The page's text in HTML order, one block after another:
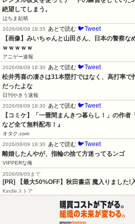
絶望してしまう。
はちま起稿
2026/08/09 18:35
あとで読む 🐦Tweet
【画像】みいちゃんと山田さん、日本の警察
ｗｗｗｗｗ
アニゲー速報
2026/08/09 18:30
あとで読む 🐦Tweet
松井秀喜の凄さは31本塁打ではなく、高打率
だったよな
日刊やきう速報
2026/08/09 18:30
あとで読む 🐦Tweet
【コミケ】「一畳間まんきつ暮らし！」の作
など全て無料配布！』
オタク.com
2026/08/09 18:30
あとで読む 🐦Tweet
離婚したんやが、指輪の捨て方迷ってるンゴ
VIPPERな俺
2026/09/05まで
[PR] 【最大50%OFF】秋田書店 魔入りました!
Kindleストア